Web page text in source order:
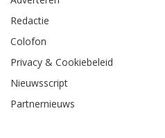
Redactie
Colofon
Privacy & Cookiebeleid
Nieuwsscript
Partnernieuws